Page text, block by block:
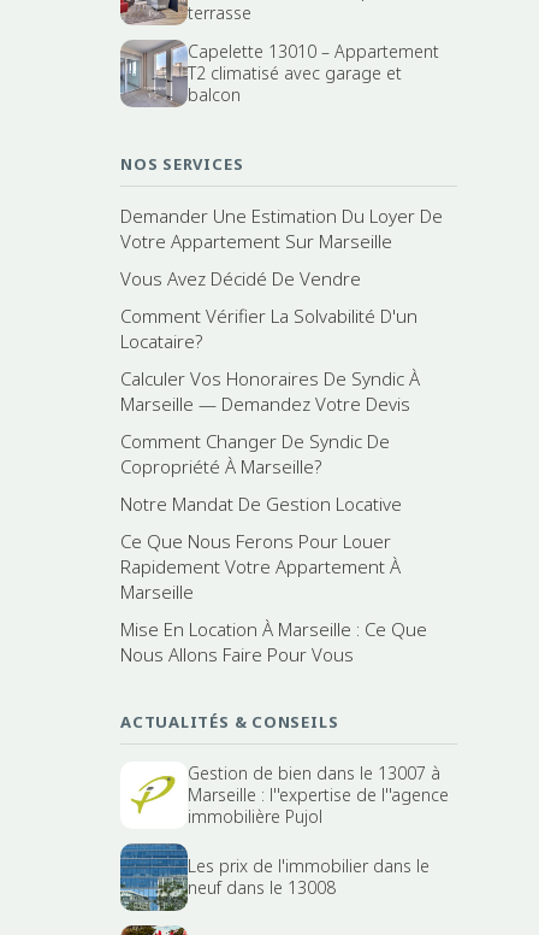
terrasse
Capelette 13010 – Appartement
T2 climatisé avec garage et
balcon
NOS SERVICES
Demander Une Estimation Du Loyer De
Votre Appartement Sur Marseille
Vous Avez Décidé De Vendre
Comment Vérifier La Solvabilité D'un
Locataire?
Calculer Vos Honoraires De Syndic À
Marseille — Demandez Votre Devis
Comment Changer De Syndic De
Copropriété À Marseille?
Notre Mandat De Gestion Locative
Ce Que Nous Ferons Pour Louer
Rapidement Votre Appartement À
Marseille
Mise En Location À Marseille : Ce Que
Nous Allons Faire Pour Vous
ACTUALITÉS & CONSEILS
Gestion de bien dans le 13007 à
Marseille : l''expertise de l''agence
immobilière Pujol
Les prix de l'immobilier dans le
neuf dans le 13008